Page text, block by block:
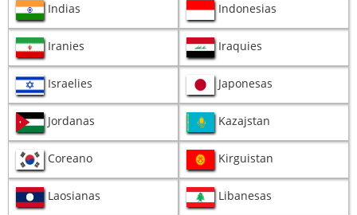
Indias Indonesias
Iranies Iraquies
Israelies Japonesas
Jordanas Kazajstan
Coreano Kirguistan
Laosianas Libanesas